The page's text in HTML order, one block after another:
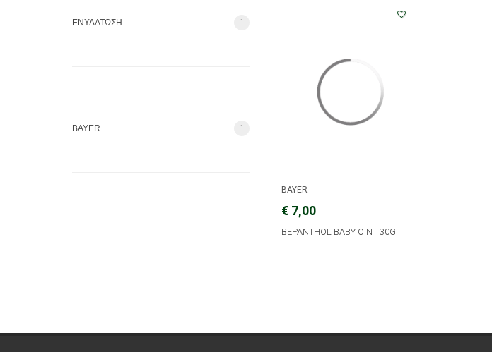
ΕΝΥΔΑΤΩΣΗ 1
BAYER 1
BAYER
€ 7,00
BEPANTHOL BABY OINT 30G